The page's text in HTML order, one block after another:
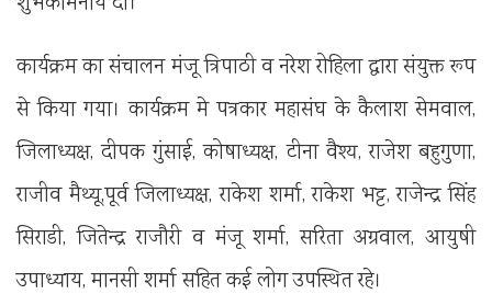
कार्यक्रम का संचालन मंजू त्रिपाठी व नरेश रोहिला द्वारा संयुक्त रूप
से किया गया। कार्यक्रम मे पत्रकार महासंघ के कैलाश सेमवाल,
जिलाध्यक्ष, दीपक गुंसाई, कोषाध्यक्ष, टीना वैश्य, राजेश बहुगुणा,
राजीव मैथ्यू,पूर्व जिलाध्यक्ष, राकेश शर्मा, राकेश भट्ट, राजेन्द्र सिंह
सिराडी, जितेन्द्र राजौरी व मंजू शर्मा, सरिता अग्रवाल, आयुषी
उपाध्याय, मानसी शर्मा सहित कई लोग उपस्थित रहे।